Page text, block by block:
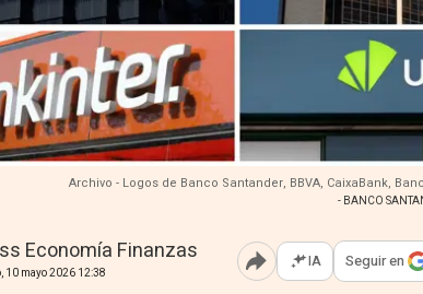
Archivo - Logos de Banco Santander, BBVA, CaixaBank,
- BANCO
Economía Finanzas
10 mayo 2026 12:38 Abrir opciones
IA Seguir en